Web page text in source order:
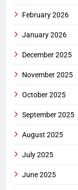
February 2026
January 2026
December 2025
November 2025
October 2025
September 2025
August 2025
July 2025
June 2025